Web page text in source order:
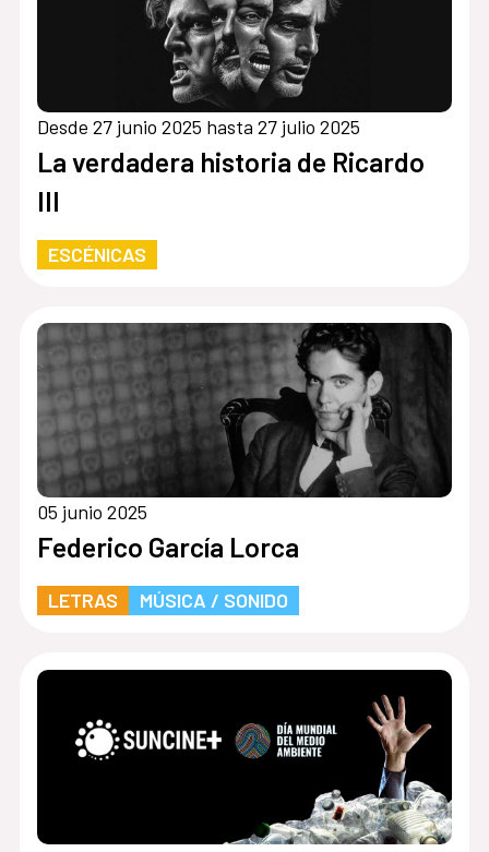
Desde 27 junio 2025 hasta 27 julio 2025
La verdadera historia de Ricardo
III
ESCÉNICAS
05 junio 2025
Federico García Lorca
LETRAS MÚSICA / SONIDO